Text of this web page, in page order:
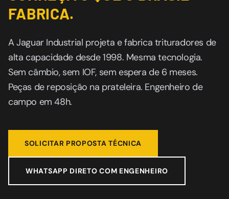
FABRICA.
A Jaguar Industrial projeta e fabrica trituradores de
alta capacidade desde 1998. Mesma tecnologia.
Sem câmbio, sem IOF, sem espera de 6 meses.
Peças de reposição na prateleira. Engenheiro de
campo em 48h.
SOLICITAR PROPOSTA TÉCNICA
WHATSAPP DIRETO COM ENGENHEIRO